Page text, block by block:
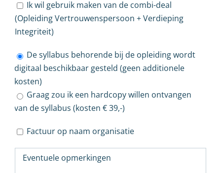
Ik wil gebruik maken van de combi-deal
(Opleiding Vertrouwenspersoon + Verdieping
Integriteit)
De syllabus behorende bij de opleiding wordt
digitaal beschikbaar gesteld (geen additionele
kosten)
Graag zou ik een hardcopy willen ontvangen
van de syllabus (kosten € 39,-)
Factuur op naam organisatie